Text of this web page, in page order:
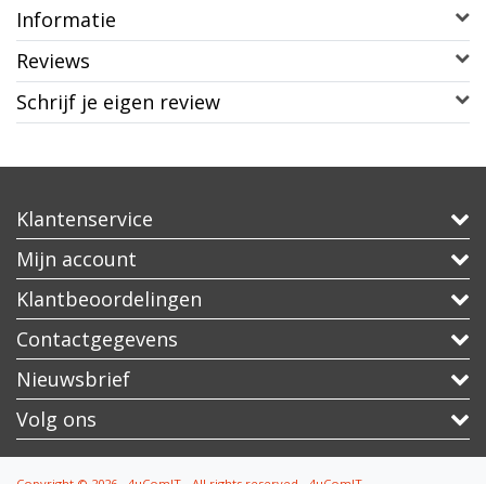
Informatie
Reviews
Schrijf je eigen review
Klantenservice
Mijn account
Klantbeoordelingen
Contactgegevens
Nieuwsbrief
Volg ons